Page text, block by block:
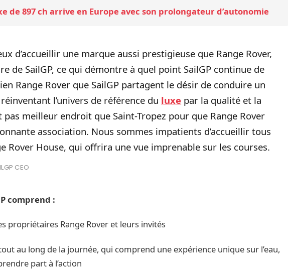
de 897 ch arrive en Europe avec son prolongateur d’autonomie
d’accueillir une marque aussi prestigieuse que Range Rover,
de SailGP, ce qui démontre à quel point SailGP continue de
Range Rover que SailGP partagent le désir de conduire un
l’univers de référence du luxe par la qualité et la
pas meilleur endroit que Saint-Tropez pour que Range Rover
association. Nous sommes impatients d’accueillir tous
Rover House, qui offrira une vue imprenable sur les courses.
CEO
comprend :
propriétaires Range Rover et leurs invités
au long de la journée, qui comprend une expérience unique sur l’eau,
part à l’action